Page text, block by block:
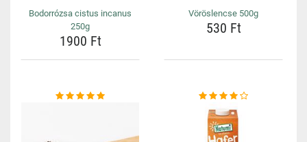
Bodorrózsa cistus incanus
250g
1900 Ft
Vöröslencse 500g
530 Ft